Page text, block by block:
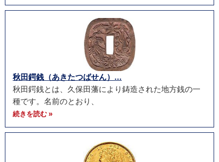
秋田鍔銭（あきたつばせん）...
秋田鍔銭とは、久保田藩により鋳造された地方銭の一
種です。名前のとおり、
続きを読む »